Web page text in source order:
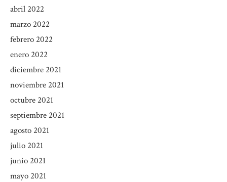
abril 2022
marzo 2022
febrero 2022
enero 2022
diciembre 2021
noviembre 2021
octubre 2021
septiembre 2021
agosto 2021
julio 2021
junio 2021
mayo 2021